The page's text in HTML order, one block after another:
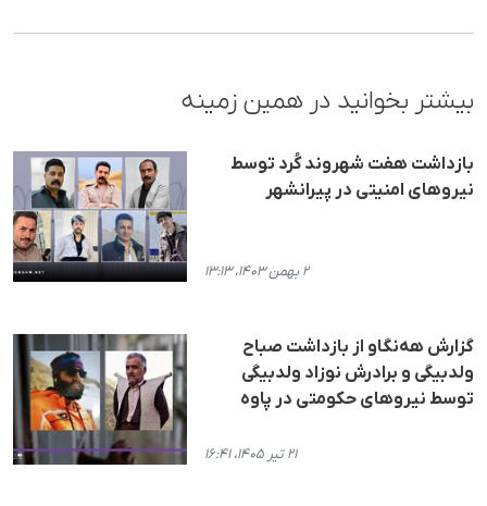
بیشتر بخوانید در همین زمینه
بازداشت هفت شهروند کُرد توسط
نیروهای امنیتی در پیرانشهر
۲ بهمن ۱۴۰۳، ۱۳:۱۳
گزارش هه‌نگاو از بازداشت صباح
ولدبیگی و برادرش نوزاد ولدبیگی
توسط نیروهای حکومتی در پاوه
۲۱ تیر ۱۴۰۵، ۱۶:۴۱